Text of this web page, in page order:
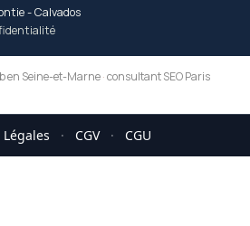
- Calvados
en Seine-et-Marne·consultant SEO Paris
· CGV · CGU